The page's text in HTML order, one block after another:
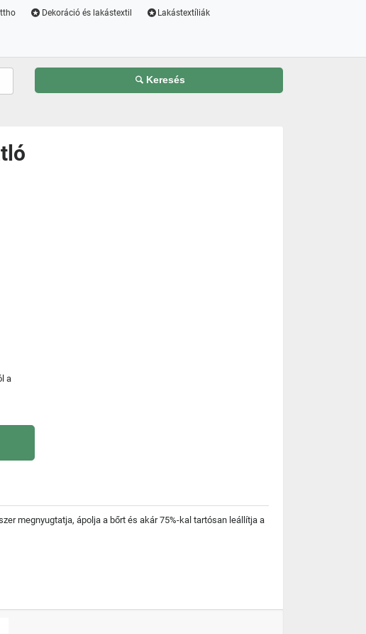
Dekoráció és lakástextil Lakástextíliák
Keresés
a
megnyugtatja, ápolja a bőrt és akár 75%-kal tartósan leállítja a